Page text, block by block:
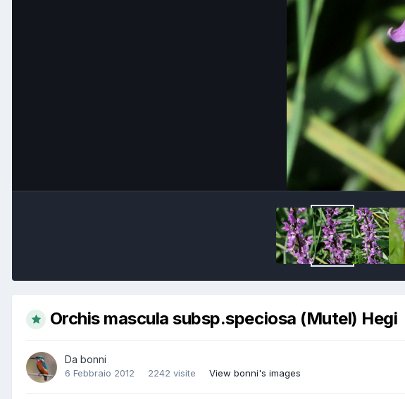
Orchis mascula subsp.speciosa (Mutel) Hegi
Da bonni
6 Febbraio 2012 2242 visite View bonni's images